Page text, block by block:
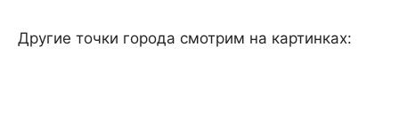
Другие точки города смотрим на картинках: